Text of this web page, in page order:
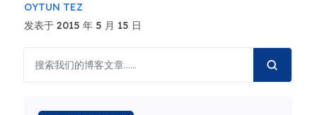
OYTUN TEZ
发表于 2015 年 5 月 15 日